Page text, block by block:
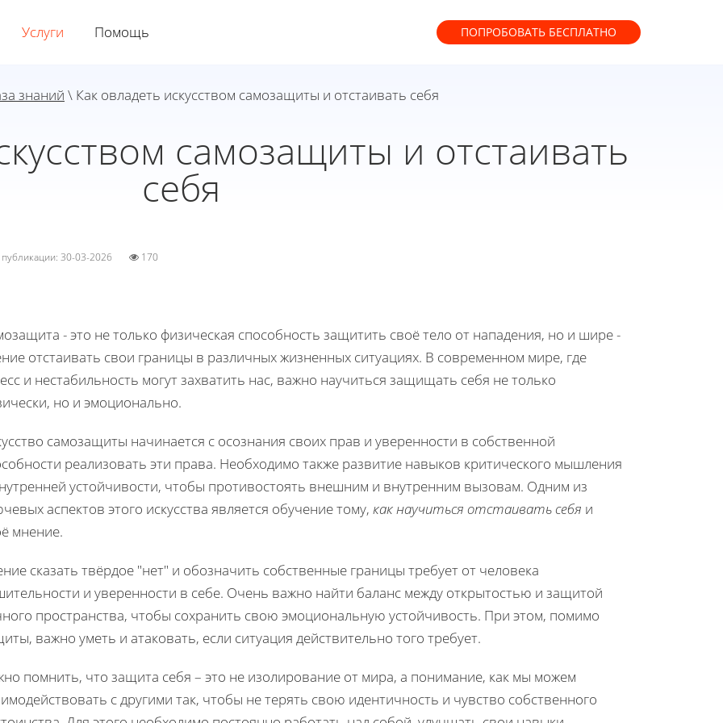
Услуги Помощь ПОПРОБОВАТЬ БЕСПЛАТНО
знаний \ Как овладеть искусством самозащиты и отстаивать себя
самозащиты и отстаивать
себя
публикации: 30-03-2026 170
- это не только физическая способность защитить своё тело от нападения, но и шире -
отстаивать свои границы в различных жизненных ситуациях. В современном мире, где
и нестабильность могут захватить нас, важно научиться защищать себя не только
но и эмоционально.
самозащиты начинается с осознания своих прав и уверенности в собственной
реализовать эти права. Необходимо также развитие навыков критического мышления
устойчивости, чтобы противостоять внешним и внутренним вызовам. Одним из
аспектов этого искусства является обучение тому, как научиться отстаивать себя и
мнение.
сказать твёрдое "нет" и обозначить собственные границы требует от человека
и уверенности в себе. Очень важно найти баланс между открытостью и защитой
пространства, чтобы сохранить свою эмоциональную устойчивость. При этом, помимо
важно уметь и атаковать, если ситуация действительно того требует.
помнить, что защита себя – это не изолирование от мира, а понимание, как мы можем
с другими так, чтобы не терять свою идентичность и чувство собственного